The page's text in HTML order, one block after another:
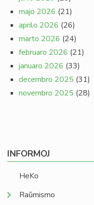
majo 2026 (21)
aprilo 2026 (26)
marto 2026 (24)
februaro 2026 (21)
januaro 2026 (33)
decembro 2025 (31)
novembro 2025 (28)
INFORMOJ
HeKo
Raŭmismo